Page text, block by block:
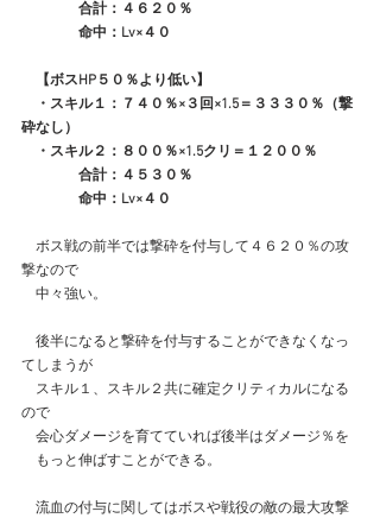
合計：４６２０％
命中：Lv×４０
【ボスHP５０％より低い】
・スキル１：７４０％×３回×1.5＝３３３０％（撃
砕なし）
・スキル２：８００％×1.5クリ＝１２００％
合計：４５３０％
命中：Lv×４０
ボス戦の前半では撃砕を付与して４６２０％の攻
撃なので
中々強い。
後半になると撃砕を付与することができなくなっ
てしまうが
スキル１、スキル２共に確定クリティカルになる
ので
会心ダメージを育てていれば後半はダメージ％を
もっと伸ばすことができる。
流血の付与に関してはボスや戦役の敵の最大攻撃